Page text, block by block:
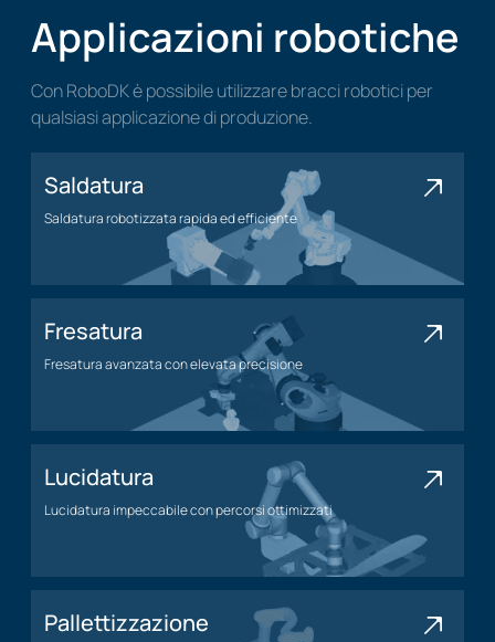
Applicazioni robotiche
Con RoboDK è possibile utilizzare bracci robotici per
qualsiasi applicazione di produzione.
Saldatura
Saldatura robotizzata rapida ed efficiente
Applicazione di saldatura
Fresatura
Fresatura avanzata con elevata precisione
Applicazione di fresatura
Lucidatura
Lucidatura impeccabile con percorsi ottimizzati
Applicazione della lucidatura
Pallettizzazione